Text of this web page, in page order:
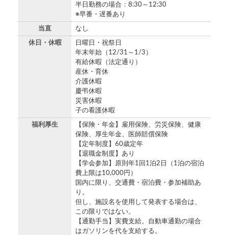
半日勤務の場合：8:30～12:30
※早番・遅番あり
当直 なし
休日・休暇
日曜日・祝祭日
年末年始（12/31～1/3）
有給休暇（法定通り）
産休・育休
介護休暇
慶弔休暇
災害休暇
子の看護休暇
福利厚生
【保険・年金】雇用保険、労災保険、健康
保険、厚生年金、医師賠償保険
【定年制度】60歳定年
【退職金制度】あり
【学会参加】原則年1回1泊2日（1泊の宿泊
費上限は10,000円）
国内に限り、交通費・宿泊費・参加補助あ
り。
但し、施設名を使用して発表する場合は、
この限りではない。
【通勤手当】実費支給。自動車通勤の場合
はガソリンを代を支給する。